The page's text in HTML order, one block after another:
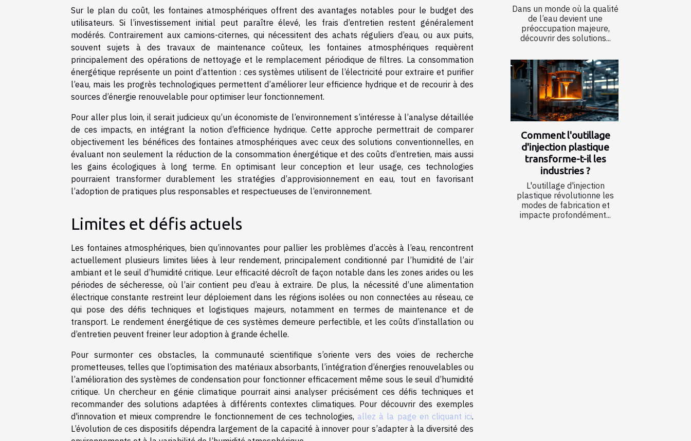
Sur le plan du coût, les fontaines atmosphériques offrent des avantages notables pour le budget des
utilisateurs. Si l’investissement initial peut paraître élevé, les frais d’entretien restent généralement
modérés. Contrairement aux camions-citernes, qui nécessitent des achats réguliers d’eau, ou aux puits,
souvent sujets à des travaux de maintenance coûteux, les fontaines atmosphériques requièrent
principalement des opérations de nettoyage et le remplacement périodique de filtres. La consommation
énergétique représente un point d’attention : ces systèmes utilisent de l’électricité pour extraire et purifier
l’eau, mais les progrès technologiques permettent d’améliorer leur efficience hydrique et de recourir à des
sources d’énergie renouvelable pour optimiser leur fonctionnement.
Pour aller plus loin, il serait judicieux qu’un économiste de l’environnement s’intéresse à l’analyse détaillée
de ces impacts, en intégrant la notion d’efficience hydrique. Cette approche permettrait de comparer
objectivement les bénéfices des fontaines atmosphériques avec ceux des solutions conventionnelles, en
évaluant non seulement la réduction de la consommation énergétique et des coûts d’entretien, mais aussi
les gains écologiques à long terme. En optimisant leur conception et leur usage, ces technologies
pourraient transformer durablement les stratégies d’approvisionnement en eau, tout en favorisant
l’adoption de pratiques plus responsables et respectueuses de l’environnement.
Limites et défis actuels
Les fontaines atmosphériques, bien qu’innovantes pour pallier les problèmes d’accès à l’eau, rencontrent
actuellement plusieurs limites liées à leur rendement, principalement conditionné par l’humidité de l’air
ambiant et le seuil d’humidité critique. Leur efficacité décroît de façon notable dans les zones arides ou les
périodes de sécheresse, où l’air contient peu d’eau à extraire. De plus, la nécessité d’une alimentation
électrique constante restreint leur déploiement dans les régions isolées ou non connectées au réseau, ce
qui pose des défis techniques et logistiques majeurs, notamment en termes de maintenance et de
transport. Le rendement énergétique de ces systèmes demeure perfectible, et les coûts d’installation ou
d’entretien peuvent freiner leur adoption à grande échelle.
Pour surmonter ces obstacles, la communauté scientifique s’oriente vers des voies de recherche
prometteuses, telles que l’optimisation des matériaux absorbants, l’intégration d’énergies renouvelables ou
l’amélioration des systèmes de condensation pour fonctionner efficacement même sous le seuil d’humidité
critique. Un chercheur en génie climatique pourrait ainsi analyser précisément ces défis techniques et
recommander des solutions adaptées à différents contextes climatiques. Pour découvrir des exemples
d'innovation et mieux comprendre le fonctionnement de ces technologies, allez à la page en cliquant ici.
L’évolution de ces dispositifs dépendra largement de la capacité à innover pour s’adapter à la diversité des
Dans un monde où la qualité
de l’eau devient une
préoccupation majeure,
découvrir des solutions...
Comment l'outillage
d'injection plastique
transforme-t-il les
industries ?
L'outillage d'injection
plastique révolutionne les
modes de fabrication et
impacte profondément...